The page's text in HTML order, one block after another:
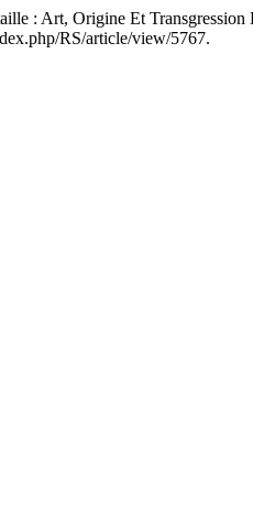
: Art, Origine Et
RS/article/view/5767.